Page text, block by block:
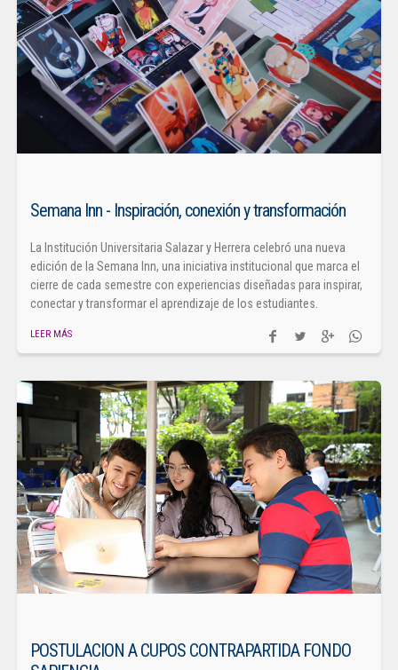
Semana Inn - Inspiración, conexión y transformación
La Institución Universitaria Salazar y Herrera celebró una nueva
edición de la Semana Inn, una iniciativa institucional que marca el
cierre de cada semestre con experiencias diseñadas para inspirar,
conectar y transformar el aprendizaje de los estudiantes.
LEER MÁS
POSTULACION A CUPOS CONTRAPARTIDA FONDO